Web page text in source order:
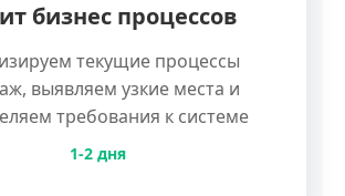
бизнес процессов
текущие процессы
выявляем узкие места и
требования к системе
1-2 дня